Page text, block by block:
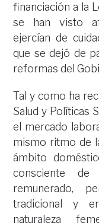
financiación a la
se han visto
ejercían de
que se dejó de
reformas del
Tal y como ha
Salud y Políticas
el mercado
mismo ritmo de
ámbito
consciente
remunerado,
tradicional y
naturaleza